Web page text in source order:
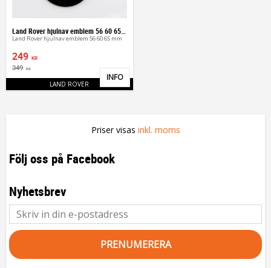
Land Rover hjulnav emblem 56 60 65 mm
249 KR
349 KR
LAND ROVER Lägg till i favoriter
INFO
Priser visas inkl. moms
Följ oss på Facebook
Nyhetsbrev
PRENUMERERA